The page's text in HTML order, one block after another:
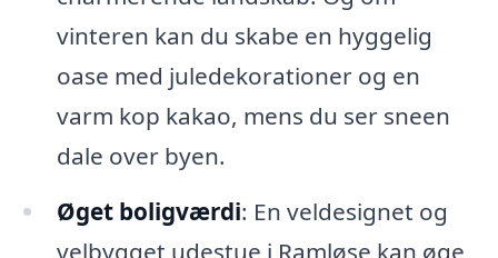
vinteren kan du skabe en hyggelig
oase med juledekorationer og en
varm kop kakao, mens du ser sneen
dale over byen.
Øget boligværdi: En veldesignet og
velbygget udestue i Ramløse kan øge